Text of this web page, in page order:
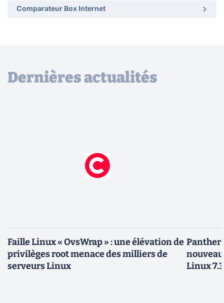
Comparateur Box Internet
Dernières actualités
Faille Linux « OvsWrap » : une élévation de
privilèges root menace des milliers de
serveurs Linux
Panther
Linux 7.3